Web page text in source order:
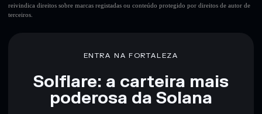
reivindica direitos sobre marcas registadas ou conteúdo protegido por direitos de autor de
terceiros.
ENTRA NA FORTALEZA
Solflare: a carteira mais
poderosa da Solana